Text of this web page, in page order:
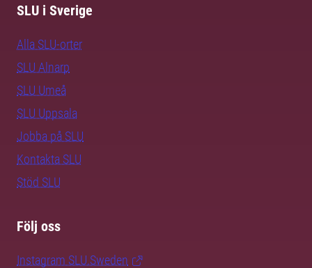
SLU i Sverige
Alla SLU-orter
SLU Alnarp
SLU Umeå
SLU Uppsala
Jobba på SLU
Kontakta SLU
Stöd SLU
Följ oss
Instagram SLU.Sweden